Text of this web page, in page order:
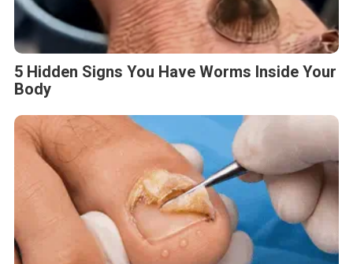
5 Hidden Signs You Have Worms Inside Your
Body